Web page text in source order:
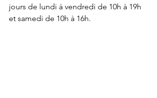
jours de lundi à vendredi de 10h à 19h
et samedi de 10h à 16h.